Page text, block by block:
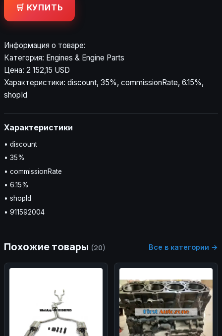
🛒 КУПИТЬ
Информация о товаре:
Категория: Engines & Engine Parts
Цена: 2 152,15 USD
Характеристики: discount, 35%, commissionRate, 6.15%,
shopId
Характеристики
• discount
• 35%
• commissionRate
• 6.15%
• shopId
• 911592004
Похожие товары (20) Все в категории →